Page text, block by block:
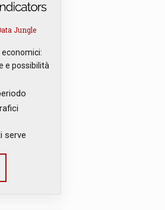
Jungle
economici:
e possibilità
serve